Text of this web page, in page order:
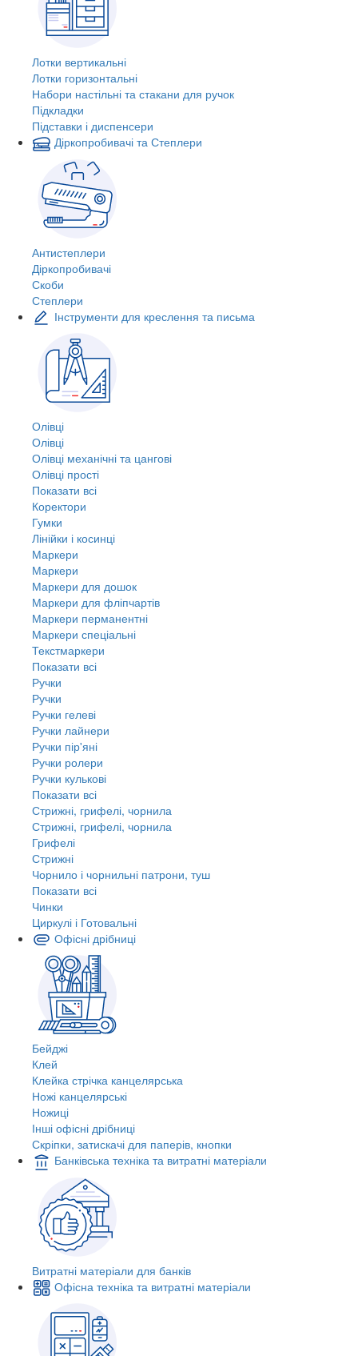
Лотки вертикальні
Лотки горизонтальні
Набори настільні та стакани для ручок
Підкладки
Підставки і диспенсери
Діркопробивачі та Степлери
Антистеплери
Діркопробивачі
Скоби
Степлери
Інструменти для креслення та письма
Олівці
Олівці
Олівці механічні та цангові
Олівці прості
Показати всі
Коректори
Гумки
Лінійки і косинці
Маркери
Маркери
Маркери для дошок
Маркери для фліпчартів
Маркери перманентні
Маркери спеціальні
Текстмаркери
Показати всі
Ручки
Ручки
Ручки гелеві
Ручки лайнери
Ручки пір'яні
Ручки ролери
Ручки кулькові
Показати всі
Стрижні, грифелі, чорнила
Стрижні, грифелі, чорнила
Грифелі
Стрижні
Чорнило і чорнильні патрони, туш
Показати всі
Чинки
Циркулі і Готовальні
Офісні дрібниці
Бейджі
Клей
Клейка стрічка канцелярська
Ножі канцелярські
Ножиці
Інші офісні дрібниці
Скріпки, затискачі для паперів, кнопки
Банківська техніка та витратні матеріали
Витратні матеріали для банків
Офісна техніка та витратні матеріали